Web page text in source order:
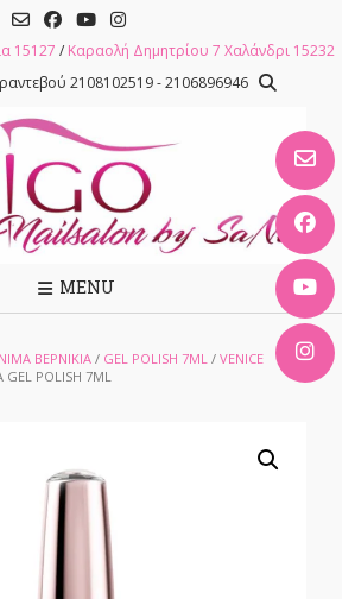
15127 / Καραολή Δημητρίου 7 Χαλάνδρι 15232
2108102519 - 2106896946
MENU
ΒΕΡΝΙΚΙΑ/ GEL POLISH 7ML / VENICE
GEL POLISH 7ML